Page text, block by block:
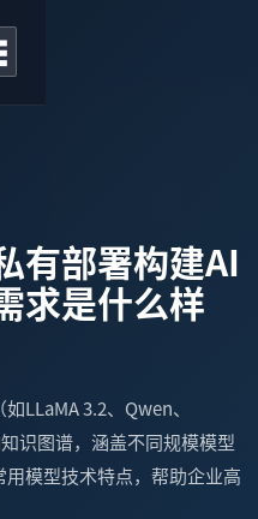
有部署构建AI
求是什么样
LLaMA 3.2、Qwen、
识图谱，涵盖不同规模模型
模型技术特点，帮助企业高